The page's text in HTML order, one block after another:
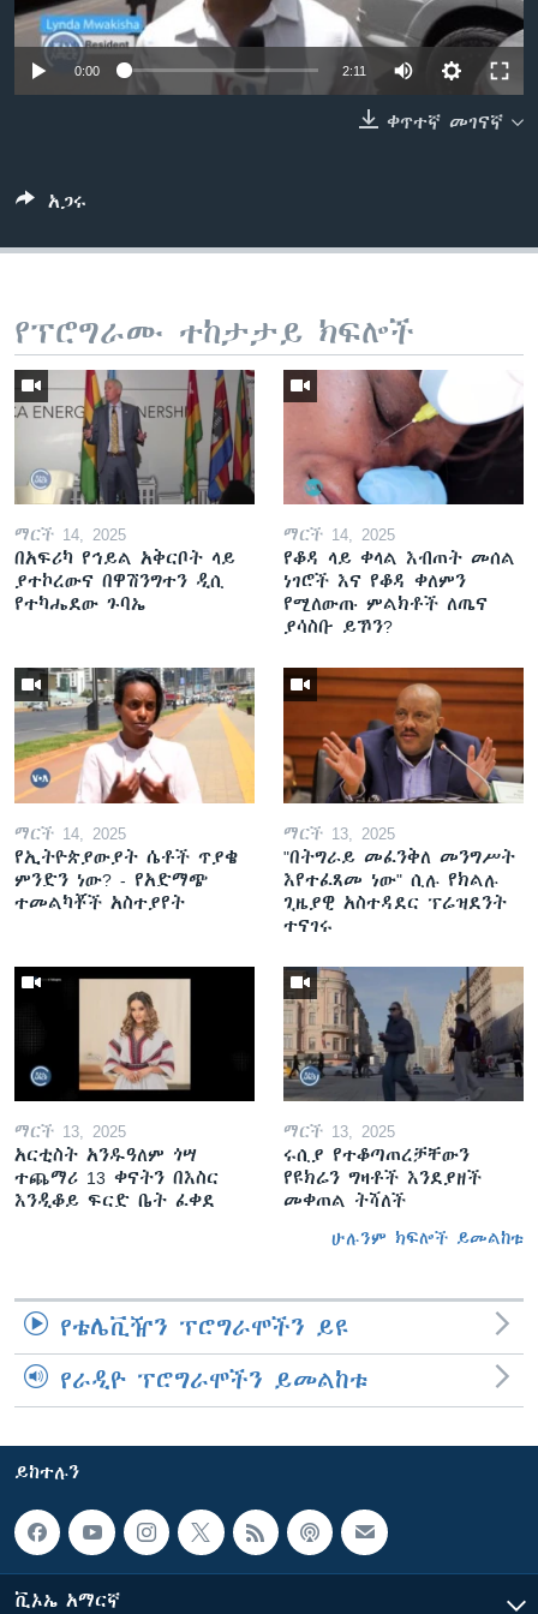
0:00 2:11
ቀጥተኛ መገናኛ
አጋሩ
የፕሮግራሙ ተከታታይ ክፍሎች
ማርች 14, 2025
በአፍሪካ የኅይል አቅርቦት ላይ
ያተኮረውና በዋሽንግተን ዲሲ
የተካሔደው ጉባኤ
ማርች 14, 2025
የቆዳ ላይ ቀላል እብጠት መሰል
ነገሮች እና የቆዳ ቀለምን
የሚለውጡ ምልክቶች ለጤና
ያሳስቡ ይኾን?
ማርች 14, 2025
የኢትዮጵያውያት ሴቶች ጥያቄ
ምንድን ነው? - የአድማጭ
ተመልካቾች አስተያየት
ማርች 13, 2025
"በትግራይ መፈንቅለ መንግሥት
እየተፈጸመ ነው" ሲሉ የክልሉ
ጊዜያዊ አስተዳደር ፕሬዝደንት
ተናገሩ
ማርች 13, 2025
አርቲስት አንዱዓለም ጎሣ
ተጨማሪ 13 ቀናትን በእስር
እንዲቆይ ፍርድ ቤት ፈቀደ
ማርች 13, 2025
ሩሲያ የተቆጣጠረቻቸውን
የዩክሬን ግዛቶች እንደያዘች
መቀጠል ትሻለች
ሁሉንም ክፍሎች ይመልከቱ
የቴሌቪዥን ፕሮግራሞችን ይዩ
የራዲዮ ፕሮግራሞችን ይመልከቱ
ይከተሉን
ቪኦኤ አማርኛ